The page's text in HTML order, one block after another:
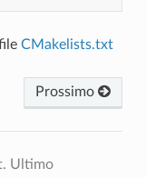
CMakelists.txt
Prossimo
Ultimo